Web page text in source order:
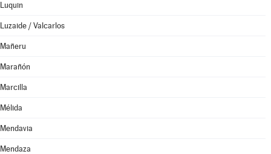
Luquin
Luzaide / Valcarlos
Mañeru
Marañón
Marcilla
Mélida
Mendavia
Mendaza